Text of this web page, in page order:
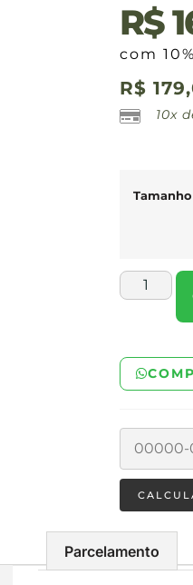
R$
com
R$
10x
Tamanho
Parcelamento